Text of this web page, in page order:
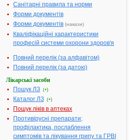
Санітарні правила та норми
Форми документів
Форми документів (накази)
Кваліфікаційні характеристики
професій системи охорони здоров'я
Повний перелік (за алфавітом)
Повний перелік (за датою)
Лікарські засоби
Пошук ЛЗ (+)
Каталог ЛЗ (+)
Пошук ліків в аптеках
Противірусні препарати;
профілактика, послаблення
симптомів та лікування грипу та ГРВІ